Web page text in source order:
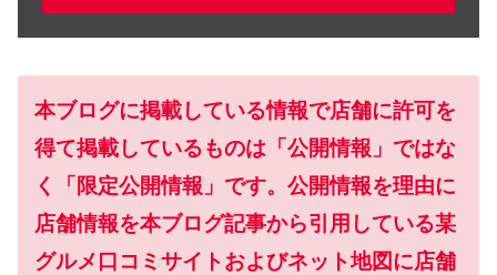
本ブログに掲載している情報で店舗に許可を
得て掲載しているものは「公開情報」ではな
く「限定公開情報」です。公開情報を理由に
店舗情報を本ブログ記事から引用している某
グルメ口コミサイトおよびネット地図に店舗